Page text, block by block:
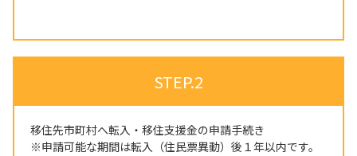
STEP.2
移住先市町村へ転入・移住支援金の申請手続き
※申請可能な期間は転入（住民票異動）後１年以内です。